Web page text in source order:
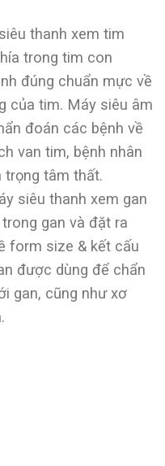
thanh xem tim
trong tim con
đúng chuẩn mực về
của tim. Máy siêu âm
đoán các bệnh về
van tim, bệnh nhân
trọng tâm thất.
siêu thanh xem gan
gan và đặt ra
form size & kết cấu
được dùng để chẩn
gan, cũng như xơ